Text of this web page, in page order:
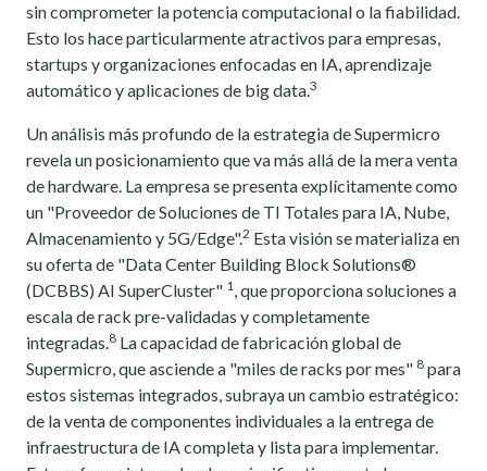
sin comprometer la potencia computacional o la fiabilidad.
Esto los hace particularmente atractivos para empresas,
startups y organizaciones enfocadas en IA, aprendizaje
automático y aplicaciones de big data.3
Un análisis más profundo de la estrategia de Supermicro
revela un posicionamiento que va más allá de la mera venta
de hardware. La empresa se presenta explícitamente como
un "Proveedor de Soluciones de TI Totales para IA, Nube,
Almacenamiento y 5G/Edge".2 Esta visión se materializa en
su oferta de "Data Center Building Block Solutions®
(DCBBS) AI SuperCluster" 1, que proporciona soluciones a
escala de rack pre-validadas y completamente
integradas.8 La capacidad de fabricación global de
Supermicro, que asciende a "miles de racks por mes" 8 para
estos sistemas integrados, subraya un cambio estratégico:
de la venta de componentes individuales a la entrega de
infraestructura de IA completa y lista para implementar.